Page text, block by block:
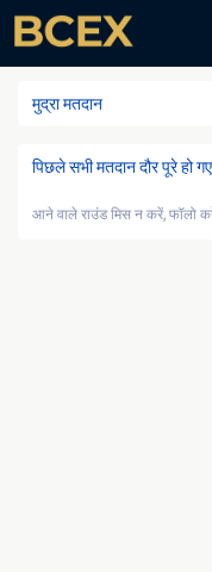
मुद्रा मतदान
पिछले सभी मतदान दौर पूरे हो
आने वाले राउंड मिस न करें, फॉलो